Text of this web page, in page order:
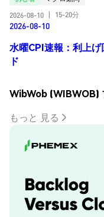
2026-08-10
15-20分
2026-08-10
水曜CPI速報：利上
ド
WibWob (WIBWOB)
もっと 見る